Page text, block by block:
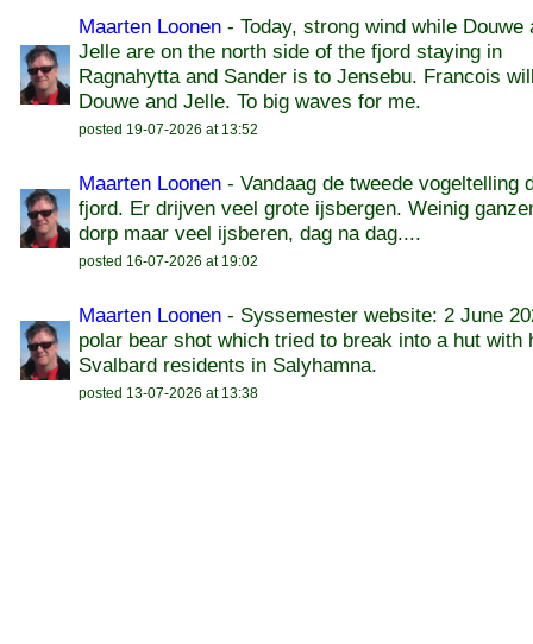
Maarten Loonen - Today, strong wind while Douwe
Jelle are on the north side of the fjord staying in
Ragnahytta and Sander is to Jensebu. Francois
Douwe and Jelle. To big waves for me.
posted 19-07-2026 at 13:52
Maarten Loonen - Vandaag de tweede vogeltelling
fjord. Er drijven veel grote ijsbergen. Weinig
dorp maar veel ijsberen, dag na dag....
posted 16-07-2026 at 19:02
Maarten Loonen - Syssemester website: 2 June
polar bear shot which tried to break into a hut with
Svalbard residents in Salyhamna.
posted 13-07-2026 at 13:38